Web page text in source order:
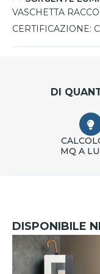
resistenza nel
VASCHETTA
CERTIFICAZIONE:
DI
MQ A
DISPONIBILE